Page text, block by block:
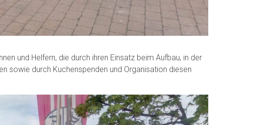
und Helfern, die durch ihren Einsatz beim Aufbau, in der
sowie durch Kuchenspenden und Organisation diesen